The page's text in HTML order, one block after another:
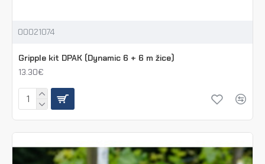
00021074
Gripple kit DPAK (Dynamic 6 + 6 m žice)
13.30€